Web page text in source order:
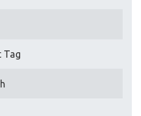
Tag